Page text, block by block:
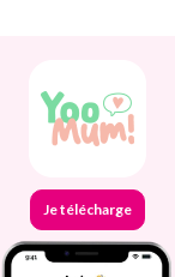
Je télécharge